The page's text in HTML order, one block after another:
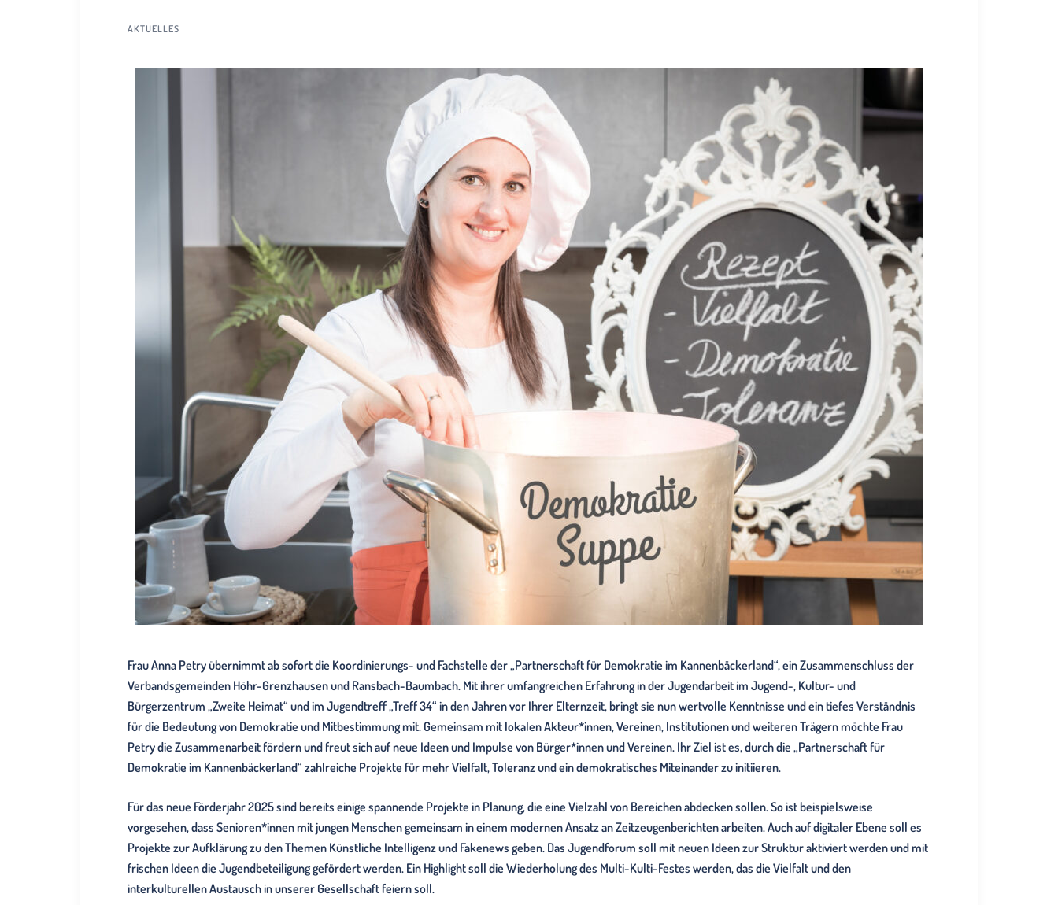
AKTUELLES
Frau Anna Petry übernimmt ab sofort die Koordinierungs- und Fachstelle der „Partnerschaft für Demokratie im Kannenbäckerland“, ein Zusammenschluss der
Verbandsgemeinden Höhr-Grenzhausen und Ransbach-Baumbach. Mit ihrer umfangreichen Erfahrung in der Jugendarbeit im Jugend-, Kultur- und
Bürgerzentrum „Zweite Heimat“ und im Jugendtreff „Treff 34“ in den Jahren vor Ihrer Elternzeit, bringt sie nun wertvolle Kenntnisse und ein tiefes Verständnis
für die Bedeutung von Demokratie und Mitbestimmung mit. Gemeinsam mit lokalen Akteur*innen, Vereinen, Institutionen und weiteren Trägern möchte Frau
Petry die Zusammenarbeit fördern und freut sich auf neue Ideen und Impulse von Bürger*innen und Vereinen. Ihr Ziel ist es, durch die „Partnerschaft für
Demokratie im Kannenbäckerland“ zahlreiche Projekte für mehr Vielfalt, Toleranz und ein demokratisches Miteinander zu initiieren.
Für das neue Förderjahr 2025 sind bereits einige spannende Projekte in Planung, die eine Vielzahl von Bereichen abdecken sollen. So ist beispielsweise
vorgesehen, dass Senioren*innen mit jungen Menschen gemeinsam in einem modernen Ansatz an Zeitzeugenberichten arbeiten. Auch auf digitaler Ebene soll es
Projekte zur Aufklärung zu den Themen Künstliche Intelligenz und Fakenews geben. Das Jugendforum soll mit neuen Ideen zur Struktur aktiviert werden und mit
frischen Ideen die Jugendbeteiligung gefördert werden. Ein Highlight soll die Wiederholung des Multi-Kulti-Festes werden, das die Vielfalt und den
interkulturellen Austausch in unserer Gesellschaft feiern soll.